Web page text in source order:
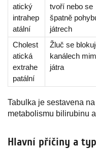
atický
intrahep
atální
tvoří nebo se
špatně
játrech
Cholest
atická
extrahe
patální
Žluč se
kanálech
játra
Tabulka je sestavena
metabolismu bilirubinu
Hlavní příčiny a